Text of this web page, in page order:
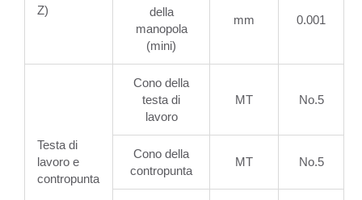
Z)
della
manopola
(mini)
mm 0.001
Testa di
lavoro e
contropunta
Cono della
testa di
lavoro
MT No.5
Cono della
contropunta
MT No.5